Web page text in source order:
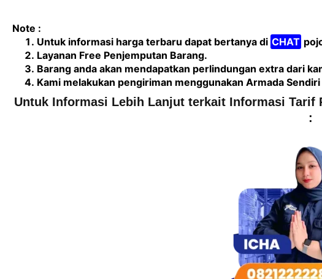
Note :
Untuk informasi harga terbaru dapat bertanya di CHAT
Layanan Free Penjemputan Barang.
Barang anda akan mendapatkan perlindungan extra dari
Kami melakukan pengiriman menggunakan Armada Sendiri
Untuk Informasi Lebih Lanjut terkait Informasi Tarif
: